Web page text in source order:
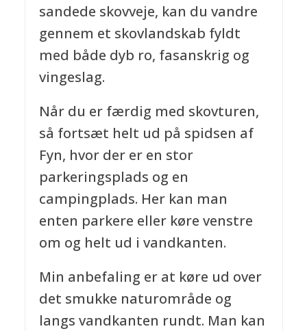
sandede skovveje, kan du vandre
gennem et skovlandskab fyldt
med både dyb ro, fasanskrig og
vingeslag.
Når du er færdig med skovturen,
så fortsæt helt ud på spidsen af
Fyn, hvor der er en stor
parkeringsplads og en
campingplads. Her kan man
enten parkere eller køre venstre
om og helt ud i vandkanten.
Min anbefaling er at køre ud over
det smukke naturområde og
langs vandkanten rundt. Man kan